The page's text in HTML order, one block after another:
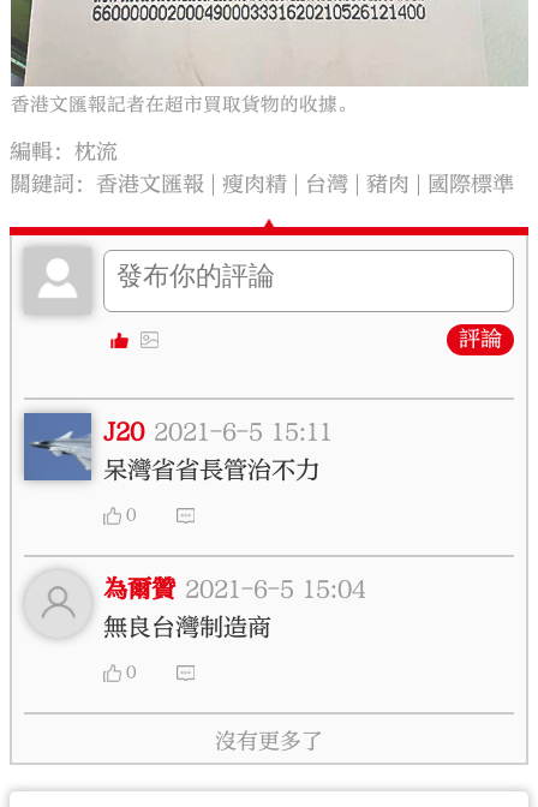
香港文匯報記者在超市買取貨物的收據。
編輯：枕流
關鍵詞： 香港文匯報 瘦肉精 台灣 豬肉 國際標準
評論
J20 2021-6-5 15:11
呆灣省省長管治不力
0
為爾贊 2021-6-5 15:04
無良台灣制造商
0
沒有更多了